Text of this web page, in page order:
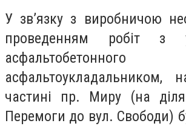
У зв’язку з виробничою
проведенням робіт з
асфальтобетонного
асфальтоукладальником,
частині пр. Миру (на
Перемоги до вул. Свободи)